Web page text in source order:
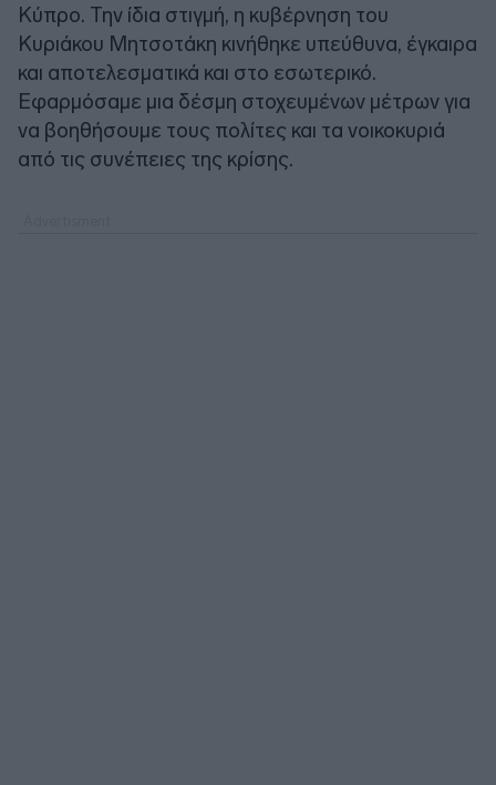
Κύπρο. Την ίδια στιγμή, η κυβέρνηση του
Κυριάκου Μητσοτάκη κινήθηκε υπεύθυνα, έγκαιρα
και αποτελεσματικά και στο εσωτερικό.
Εφαρμόσαμε μια δέσμη στοχευμένων μέτρων για
να βοηθήσουμε τους πολίτες και τα νοικοκυριά
από τις συνέπειες της κρίσης.